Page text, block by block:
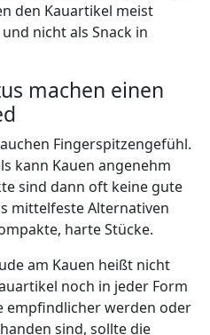
den Kauartikel meist
nicht als Snack in
machen einen
Fingerspitzengefühl.
kann Kauen angenehm
sind dann oft keine gute
mittelfeste Alternativen
harte Stücke.
am Kauen heißt nicht
noch in jeder Form
empfindlicher werden oder
sind, sollte die